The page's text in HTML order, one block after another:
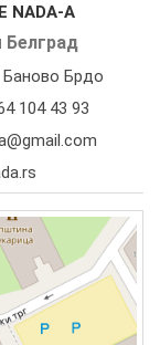
NADA-A
Белград
Брдо
104 43 93